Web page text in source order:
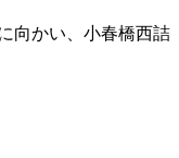
向かい、小春橋西詰